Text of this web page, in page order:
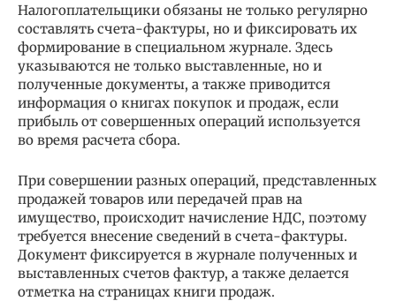
Налогоплательщики обязаны не только регулярно
составлять счета-фактуры, но и фиксировать их
формирование в специальном журнале. Здесь
указываются не только выставленные, но и
полученные документы, а также приводится
информация о книгах покупок и продаж, если
прибыль от совершенных операций используется
во время расчета сбора.
При совершении разных операций, представленных
продажей товаров или передачей прав на
имущество, происходит начисление НДС, поэтому
требуется внесение сведений в счета-фактуры.
Документ фиксируется в журнале полученных и
выставленных счетов фактур, а также делается
отметка на страницах книги продаж.